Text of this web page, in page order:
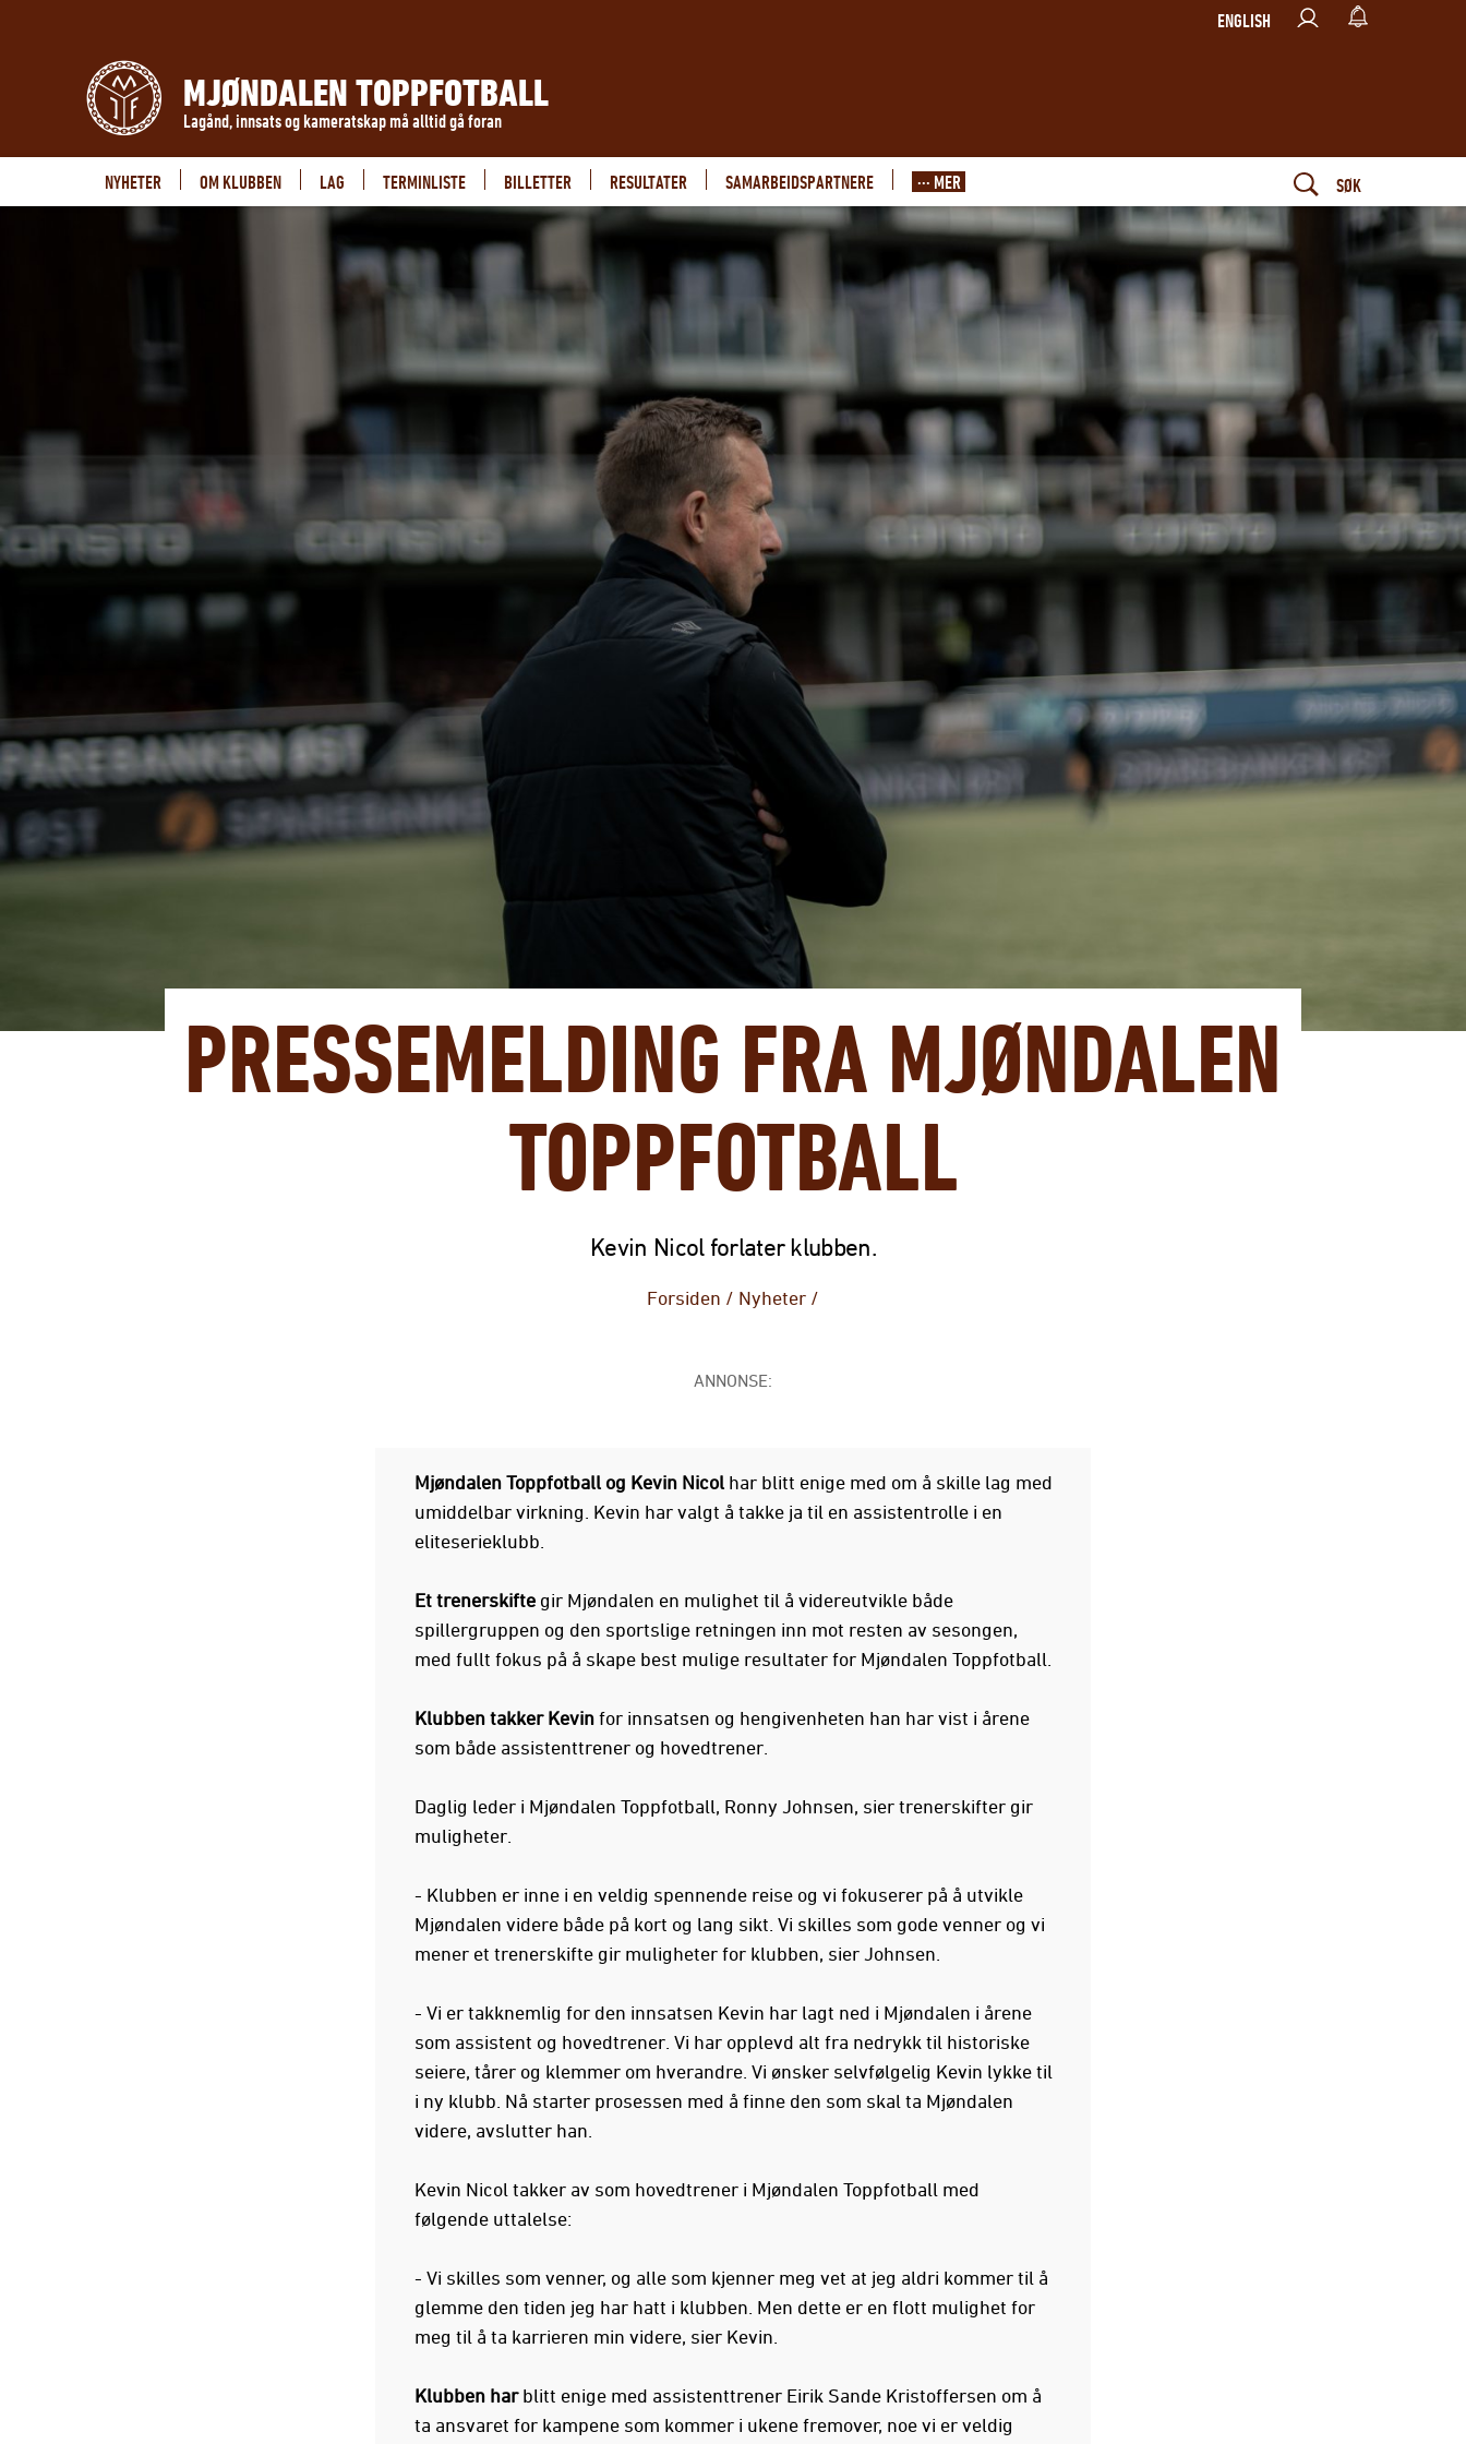
ENGLISH
MJØNDALEN TOPPFOTBALL
Lagånd, innsats og kameratskap må alltid gå foran
NYHETER OM KLUBBEN LAG TERMINLISTE BILLETTER RESULTATER SAMARBEIDSPARTNERE ··· MER SØK
PRESSEMELDING FRA MJØNDALEN
TOPPFOTBALL
Kevin Nicol forlater klubben.
Forsiden / Nyheter /
ANNONSE:
Mjøndalen Toppfotball og Kevin Nicol har blitt enige med om å skille lag med
umiddelbar virkning. Kevin har valgt å takke ja til en assistentrolle i en
eliteserieklubb.
Et trenerskiftegir Mjøndalen en mulighet til å videreutvikle både
spillergruppen og den sportslige retningen inn mot resten av sesongen,
med fullt fokus på å skape best mulige resultater for Mjøndalen Toppfotball.
Klubben takker Kevin for innsatsen og hengivenheten han har vist i årene
som både assistenttrener og hovedtrener.
Daglig leder i Mjøndalen Toppfotball, Ronny Johnsen, sier trenerskifter gir
muligheter.
- Klubben er inne i en veldig spennende reise og vi fokuserer på å utvikle
Mjøndalen videre både på kort og lang sikt. Vi skilles som gode venner og vi
mener et trenerskifte gir muligheter for klubben, sier Johnsen.
- Vi er takknemlig for den innsatsen Kevin har lagt ned i Mjøndalen i årene
som assistent og hovedtrener. Vi har opplevd alt fra nedrykk til historiske
seiere, tårer og klemmer om hverandre. Vi ønsker selvfølgelig Kevin lykke til
i ny klubb. Nå starter prosessen med å finne den som skal ta Mjøndalen
videre, avslutter han.
Kevin Nicol takker av som hovedtrener i Mjøndalen Toppfotball med
følgende uttalelse:
- Vi skilles som venner, og alle som kjenner meg vet at jeg aldri kommer til å
glemme den tiden jeg har hatt i klubben. Men dette er en flott mulighet for
meg til å ta karrieren min videre, sier Kevin.
Klubben har blitt enige med assistenttrener Eirik Sande Kristoffersen om å
ta ansvaret for kampene som kommer i ukene fremover, noe vi er veldig